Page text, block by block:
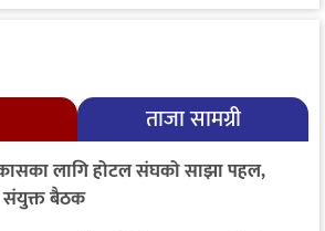
ताजा सामग्री
लागि होटल संघको साझा पहल,
संयुक्त बैठक